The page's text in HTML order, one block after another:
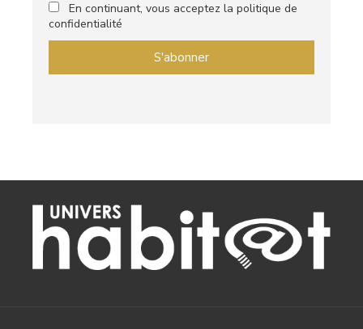
En continuant, vous acceptez la politique de
confidentialité